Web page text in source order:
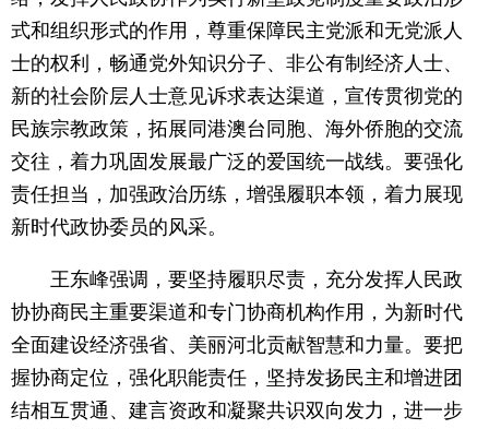
式和组织形式的作用，尊重保障民主党派和无党派人
士的权利，畅通党外知识分子、非公有制经济人士、
新的社会阶层人士意见诉求表达渠道，宣传贯彻党的
民族宗教政策，拓展同港澳台同胞、海外侨胞的交流
交往，着力巩固发展最广泛的爱国统一战线。要强化
责任担当，加强政治历练，增强履职本领，着力展现
新时代政协委员的风采。
王东峰强调，要坚持履职尽责，充分发挥人民政
协协商民主重要渠道和专门协商机构作用，为新时代
全面建设经济强省、美丽河北贡献智慧和力量。要把
握协商定位，强化职能责任，坚持发扬民主和增进团
结相互贯通、建言资政和凝聚共识双向发力，进一步